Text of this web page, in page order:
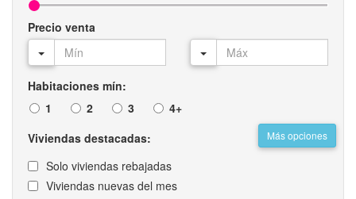
Precio venta
Habitaciones mín:
1
2 3 4+
Más opciones
Viviendas destacadas:
Solo viviendas rebajadas
Viviendas nuevas del mes